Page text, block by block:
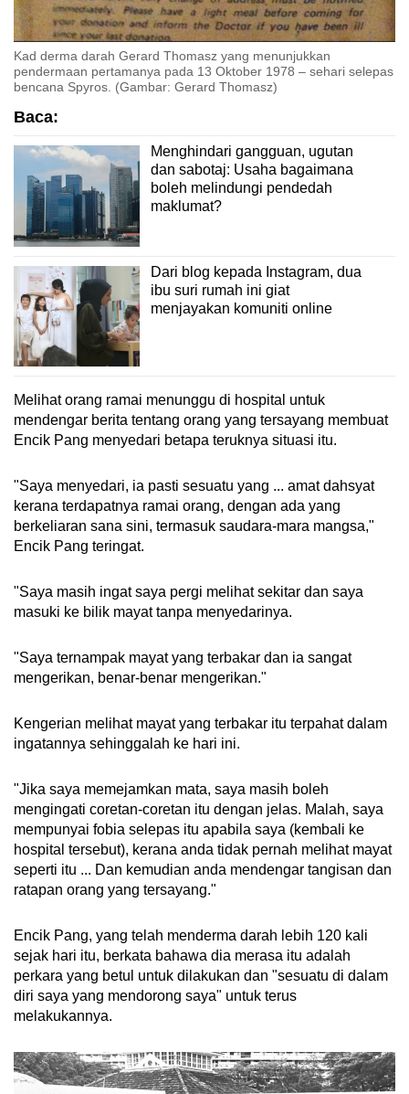
Kad derma darah Gerard Thomasz yang menunjukkan
pendermaan pertamanya pada 13 Oktober 1978 – sehari selepas
bencana Spyros. (Gambar: Gerard Thomasz)
Baca:
Menghindari gangguan, ugutan
dan sabotaj: Usaha bagaimana
boleh melindungi pendedah
maklumat?
Dari blog kepada Instagram, dua
ibu suri rumah ini giat
menjayakan komuniti online
Melihat orang ramai menunggu di hospital untuk
mendengar berita tentang orang yang tersayang membuat
Encik Pang menyedari betapa teruknya situasi itu.
"Saya menyedari, ia pasti sesuatu yang ... amat dahsyat
kerana terdapatnya ramai orang, dengan ada yang
berkeliaran sana sini, termasuk saudara-mara mangsa,"
Encik Pang teringat.
"Saya masih ingat saya pergi melihat sekitar dan saya
masuki ke bilik mayat tanpa menyedarinya.
"Saya ternampak mayat yang terbakar dan ia sangat
mengerikan, benar-benar mengerikan."
Kengerian melihat mayat yang terbakar itu terpahat dalam
ingatannya sehinggalah ke hari ini.
"Jika saya memejamkan mata, saya masih boleh
mengingati coretan-coretan itu dengan jelas. Malah, saya
mempunyai fobia selepas itu apabila saya (kembali ke
hospital tersebut), kerana anda tidak pernah melihat mayat
seperti itu ... Dan kemudian anda mendengar tangisan dan
ratapan orang yang tersayang."
Encik Pang, yang telah menderma darah lebih 120 kali
sejak hari itu, berkata bahawa dia merasa itu adalah
perkara yang betul untuk dilakukan dan "sesuatu di dalam
diri saya yang mendorong saya" untuk terus
melakukannya.